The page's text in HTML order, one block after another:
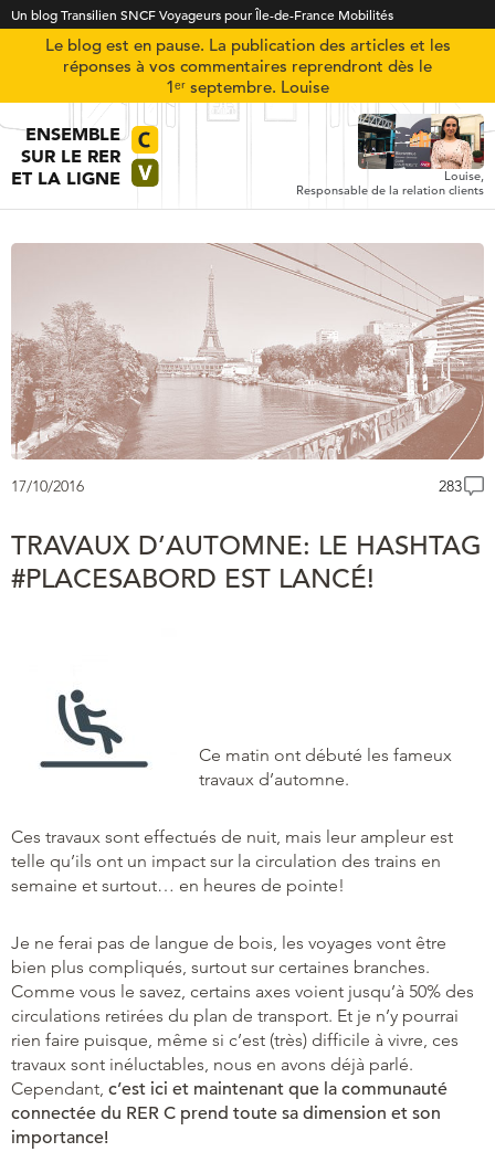
Un blog Transilien SNCF Voyageurs pour Île-de-France Mobilités
Le blog est en pause. La publication des articles et les
réponses à vos commentaires reprendront dès le
1ᵉʳ septembre. Louise
ENSEMBLE
SUR LE RER
ET LA LIGNE
Louise,
Responsable de la relation clients
17/10/2016 283
TRAVAUX D’AUTOMNE: LE HASHTAG
#PLACESABORD EST LANCÉ!
Ce matin ont débuté les fameux
travaux d’automne.
Ces travaux sont effectués de nuit, mais leur ampleur est
telle qu’ils ont un impact sur la circulation des trains en
semaine et surtout… en heures de pointe!
Je ne ferai pas de langue de bois, les voyages vont être
bien plus compliqués, surtout sur certaines branches.
Comme vous le savez, certains axes voient jusqu’à 50% des
circulations retirées du plan de transport. Et je n’y pourrai
rien faire puisque, même si c’est (très) difficile à vivre, ces
travaux sont inéluctables, nous en avons déjà parlé.
Cependant, c’est ici et maintenant que la communauté
connectée du RER C prend toute sa dimension et son
importance!